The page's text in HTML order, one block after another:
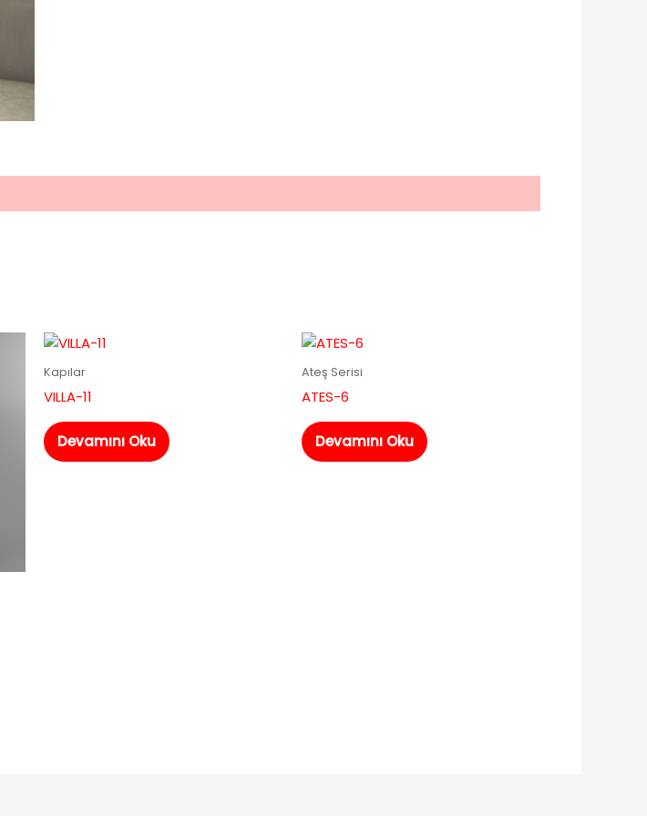
Kapılar
VILLA-11
Devamını Oku
Ateş Serisi
ATES-6
Devamını Oku